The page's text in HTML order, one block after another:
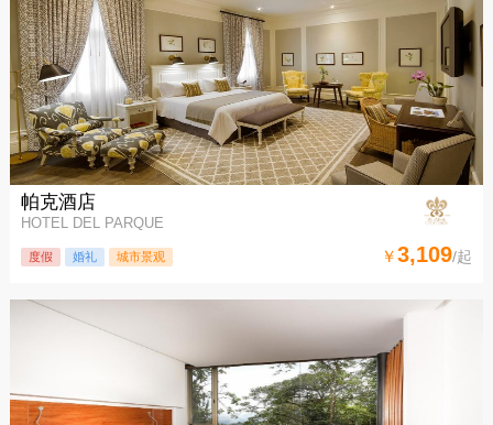
帕克酒店
HOTEL DEL PARQUE
度假 婚礼 城市景观 ￥3,109/起